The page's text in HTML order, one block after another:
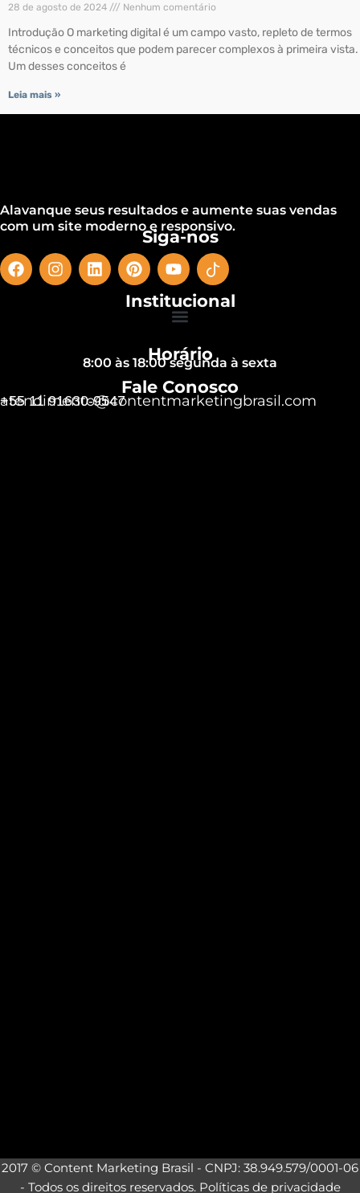
28 de agosto de 2024 Nenhum comentário
Introdução O marketing digital é um campo vasto, repleto de termos
técnicos e conceitos que podem parecer complexos à primeira vista.
Um desses conceitos é
Leia mais »
Alavanque seus resultados e aumente suas vendas
com um site moderno e responsivo.
Siga-nos
Institucional
Horário
8:00 às 18:00 segunda à sexta
Fale Conosco
+55 11 91630-9547
atendimento@contentmarketingbrasil.com
2017 © Content Marketing Brasil - CNPJ: 38.949.579/0001-06
- Todos os direitos reservados. Políticas de privacidade